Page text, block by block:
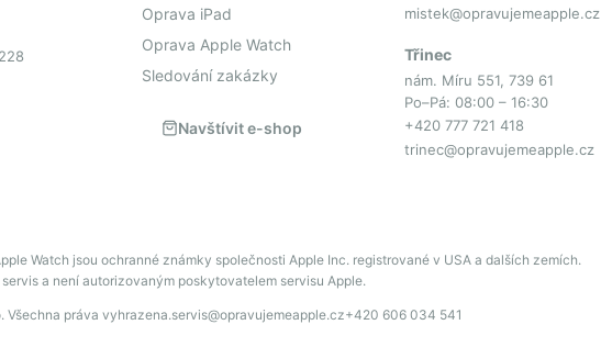
Oprava iPad
Oprava Apple Watch
Sledování zakázky
Navštívit e-shop
mistek@opravujemeapple.cz
Třinec
nám. Míru 551, 739 61
Po–Pá: 08:00 – 16:30
+420 777 721 418
trinec@opravujemeapple.cz
Watch jsou ochranné známky společnosti Apple Inc. registrované v USA a dalších zemích.
a není autorizovaným poskytovatelem servisu Apple.
Všechna práva vyhrazena.servis@opravujemeapple.cz+420 606 034 541